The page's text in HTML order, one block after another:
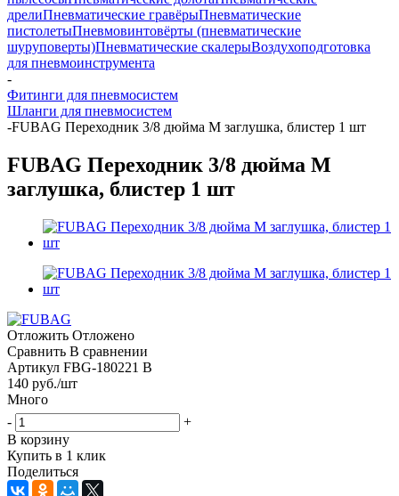
дрелиПневматические гравёрыПневматические
пистолетыПневмовинтовёрты (пневматические
шуруповерты)Пневматические скалерыВоздухоподготовка
для пневмоинструмента
-
Фитинги для пневмосистем
Шланги для пневмосистем
-FUBAG Переходник 3/8 дюйма M заглушка, блистер 1 шт
FUBAG Переходник 3/8 дюйма M
заглушка, блистер 1 шт
Отложить Отложено
Сравнить В сравнении
Артикул FBG-180221 B
140 руб./шт
Много
-
+
В корзину
Купить в 1 клик
Поделиться